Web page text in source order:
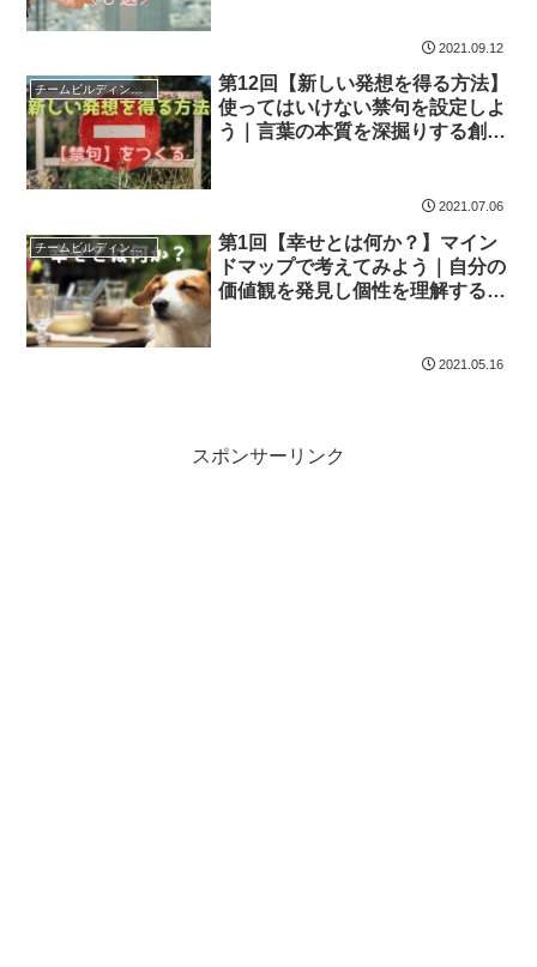
2021.09.12
チームビルディング・組織活性化
第12回【新しい発想を得る方法】
使ってはいけない禁句を設定しよ
う｜言葉の本質を深掘りする創造
2021.07.06
チームビルディング・組織活性化
第1回【幸せとは何か？】マイン
ドマップで考えてみよう｜自分の
価値観を発見し個性を理解する思
2021.05.16
スポンサーリンク